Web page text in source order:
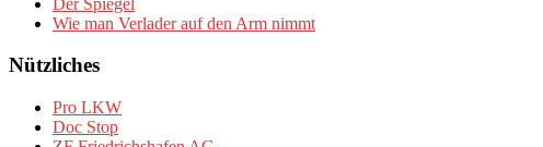
Wie man Verlader auf den Arm nimmt
Nützliches
Pro LKW
Doc Stop